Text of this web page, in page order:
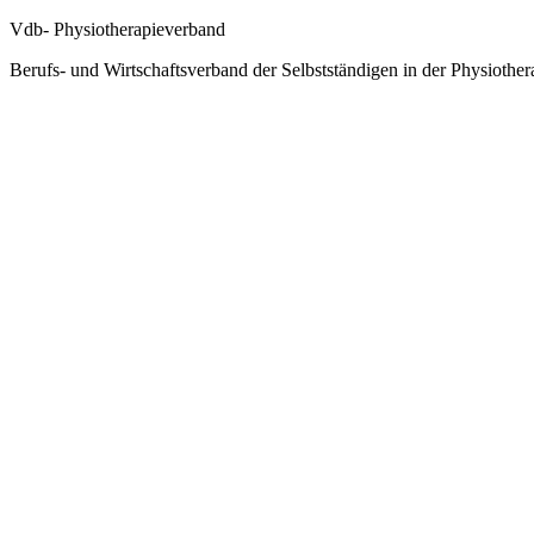
Vdb- Physiotherapieverband
Berufs- und Wirtschaftsverband der Selbstständigen in der